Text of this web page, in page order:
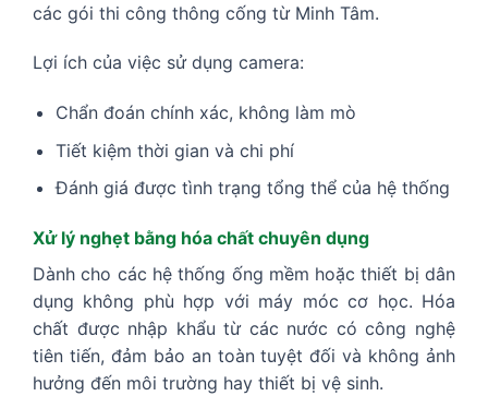
các gói thi công thông cống từ Minh Tâm.
Lợi ích của việc sử dụng camera:
Chẩn đoán chính xác, không làm mò
Tiết kiệm thời gian và chi phí
Đánh giá được tình trạng tổng thể của hệ thống
Xử lý nghẹt bằng hóa chất chuyên dụng
Dành cho các hệ thống ống mềm hoặc thiết bị dân
dụng không phù hợp với máy móc cơ học. Hóa
chất được nhập khẩu từ các nước có công nghệ
tiên tiến, đảm bảo an toàn tuyệt đối và không ảnh
hưởng đến môi trường hay thiết bị vệ sinh.